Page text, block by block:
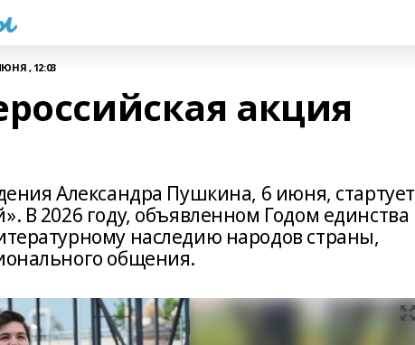
, 12:03
акция
Александра Пушкина, 6 июня, стартует
В 2026 году, объявленном Годом единства
наследию народов страны,
общения.